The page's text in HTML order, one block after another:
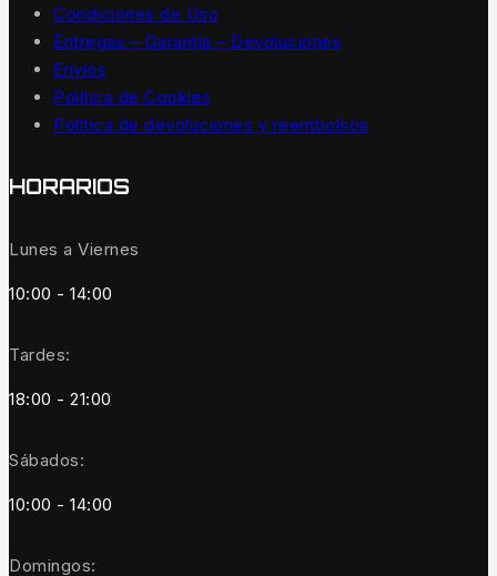
Condiciones de Uso
Entregas – Garantía – Devoluciones
Envíos
Política de Cookies
Política de devoluciones y reembolsos
HORARIOS
Lunes a Viernes
10:00 - 14:00
Tardes:
18:00 - 21:00
Sábados:
10:00 - 14:00
Domingos: